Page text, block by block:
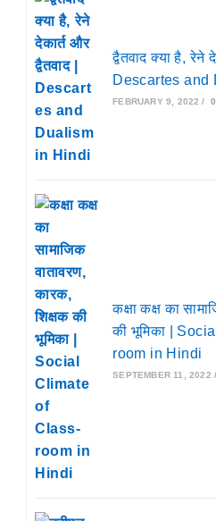
द्वैतवाद क्या है, रेने
Descartes and
FEBRUARY 9, 2022 /
कक्षा कक्ष का
की भूमिका |
room in Hindi
SEPTEMBER 11, 2022 /